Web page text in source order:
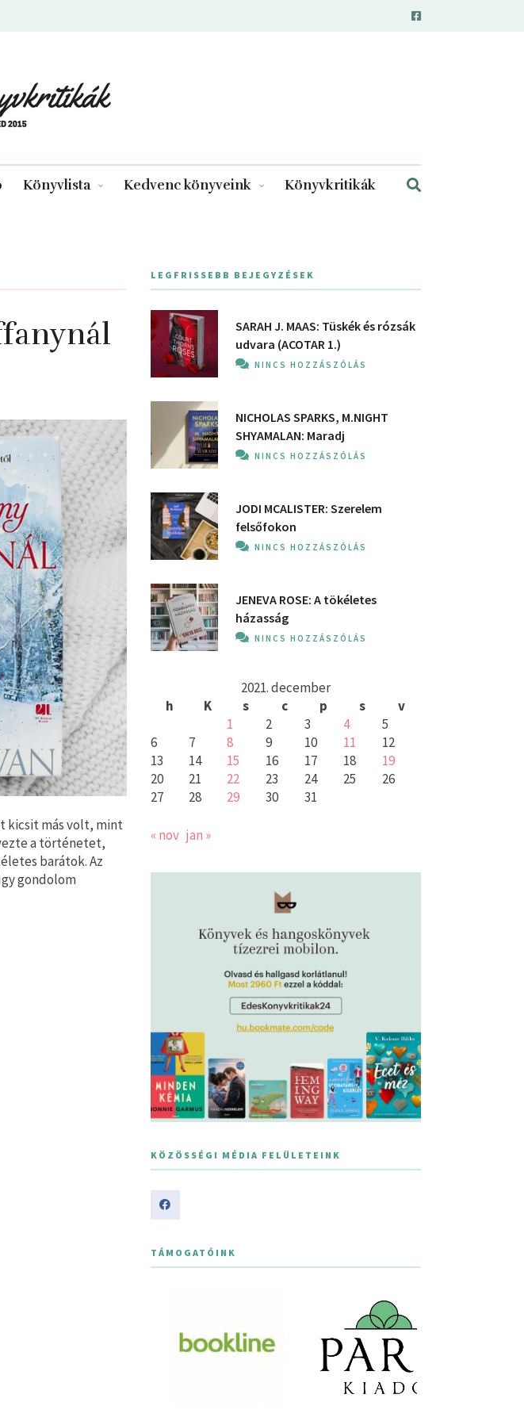
Könyvlista Kedvenc könyveink Könyvkritikák
kicsit más volt, mint
a történetet,
barátok. Az
gondolom
LEGFRISSEBB BEJEGYZÉSEK
SARAH J. MAAS: Tüskék és rózsák
udvara (ACOTAR 1.)
NINCS HOZZÁSZÓLÁS
NICHOLAS SPARKS, M.NIGHT
SHYAMALAN: Maradj
NINCS HOZZÁSZÓLÁS
JODI MCALISTER: Szerelem
felsőfokon
NINCS HOZZÁSZÓLÁS
JENEVA ROSE: A ​tökéletes
házasság
NINCS HOZZÁSZÓLÁS
2021. december
h
K s c p s
v
1
2 3 4
5
6
7 8 9 10 11
12
13
14 15 16 17 18
19
20
21 22 23 24 25
26
27
28 29 30 31
« nov jan »
KÖZÖSSÉGI MÉDIA FELÜLETEINK
TÁMOGATÓINK